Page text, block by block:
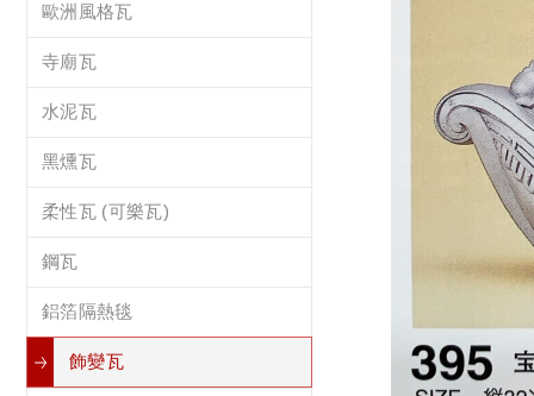
歐洲風格瓦
寺廟瓦
水泥瓦
黑燻瓦
柔性瓦 (可樂瓦)
鋼瓦
鋁箔隔熱毯
飾變瓦